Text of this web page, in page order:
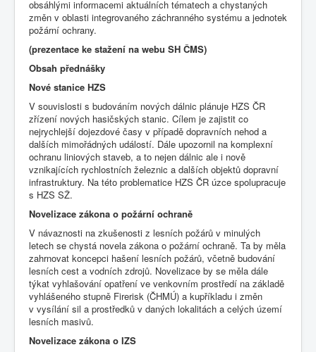
obsáhlými informacemi aktuálních tématech a chystaných
změn v oblasti integrovaného záchranného systému a jednotek
požární ochrany.
(prezentace ke stažení na webu SH ČMS)
Obsah přednášky
Nové stanice HZS
V souvislosti s budováním nových dálnic plánuje HZS ČR
zřízení nových hasičských stanic. Cílem je zajistit co
nejrychlejší dojezdové časy v případě dopravních nehod a
dalších mimořádných událostí. Dále upozornil na komplexní
ochranu liniových staveb, a to nejen dálnic ale i nově
vznikajících rychlostních železnic a dalších objektů dopravní
infrastruktury. Na této problematice HZS ČR úzce spolupracuje
s HZS SŽ.
Novelizace zákona o požární ochraně
V návaznosti na zkušenosti z lesních požárů v minulých
letech se chystá novela zákona o požární ochraně. Ta by měla
zahrnovat koncepci hašení lesních požárů, včetně budování
lesních cest a vodních zdrojů. Novelizace by se měla dále
týkat vyhlašování opatření ve venkovním prostředí na základě
vyhlášeného stupně Firerisk (ČHMÚ) a kupříkladu i změn
v vysílání sil a prostředků v daných lokalitách a celých území
lesních masivů.
Novelizace zákona o IZS